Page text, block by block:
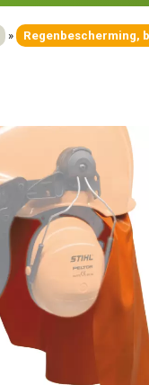
» Regenbescherming,